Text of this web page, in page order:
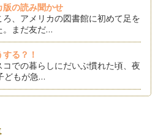
の読み聞かせ
、アメリカの図書館に初めて足を
。まだ友だ…
る？！
での暮らしにだいぶ慣れた頃、夜
どもが急…
てくるママ…